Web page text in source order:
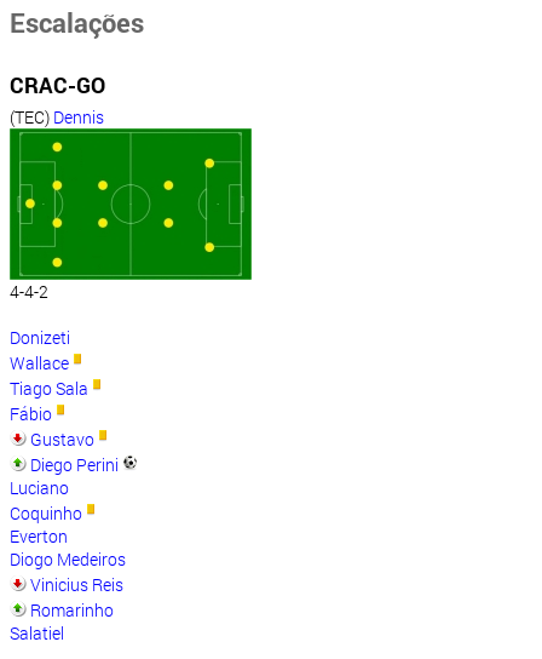
Escalações
CRAC-GO
(TEC) Dennis
4-4-2
Donizeti
Wallace
Tiago Sala
Fábio
Gustavo
Diego Perini
Luciano
Coquinho
Everton
Diogo Medeiros
Vinicius Reis
Romarinho
Salatiel